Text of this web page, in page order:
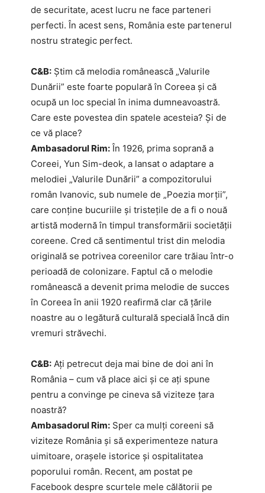
de securitate, acest lucru ne face parteneri
perfecti. În acest sens, România este partenerul
nostru strategic perfect.
C&B: Știm că melodia românească „Valurile
Dunării” este foarte populară în Coreea și că
ocupă un loc special în inima dumneavoastră.
Care este povestea din spatele acesteia? Și de
ce vă place?
Ambasadorul Rim: În 1926, prima soprană a
Coreei, Yun Sim-deok, a lansat o adaptare a
melodiei „Valurile Dunării” a compozitorului
român Ivanovic, sub numele de „Poezia morții”,
care conține bucuriile și tristețile de a fi o nouă
artistă modernă în timpul transformării societății
coreene. Cred că sentimentul trist din melodia
originală se potrivea coreenilor care trăiau într-o
perioadă de colonizare. Faptul că o melodie
românească a devenit prima melodie de succes
în Coreea în anii 1920 reafirmă clar că țările
noastre au o legătură culturală specială încă din
vremuri străvechi.
C&B: Ați petrecut deja mai bine de doi ani în
România – cum vă place aici și ce ați spune
pentru a convinge pe cineva să viziteze țara
noastră?
Ambasadorul Rim: Sper ca mulți coreeni să
viziteze România și să experimenteze natura
uimitoare, orașele istorice și ospitalitatea
poporului român. Recent, am postat pe
Facebook despre scurtele mele călătorii pe